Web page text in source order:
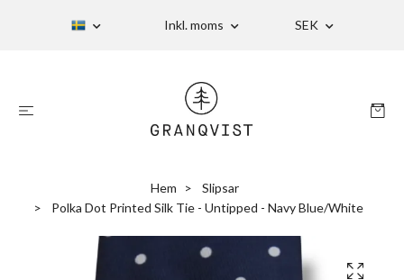
Inkl. moms SEK
Hem
Slipsar
Polka Dot Printed Silk Tie - Untipped - Navy Blue/White